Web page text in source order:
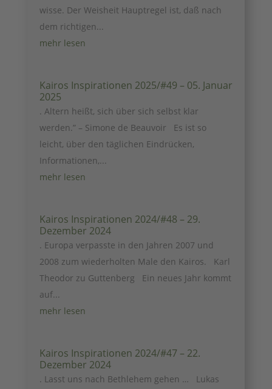
wisse. Der Weisheit Hauptregel ist, daß nach
dem richtigen...
mehr lesen
Kairos Inspirationen 2025/#49 – 05. Januar
2025
. Altern heißt, sich über sich selbst klar
werden.” – Simone de Beauvoir Es ist so
leicht, über den täglichen Eindrücken,
Informationen,...
mehr lesen
Kairos Inspirationen 2024/#48 – 29.
Dezember 2024
. Europa verpasste in den Jahren 2007 und
2008 zum wiederholten Male den Kairos. Karl
Theodor zu Guttenberg Ein neues Jahr kommt
auf...
mehr lesen
Kairos Inspirationen 2024/#47 – 22.
Dezember 2024
. Lasst uns nach Bethlehem gehen … Lukas